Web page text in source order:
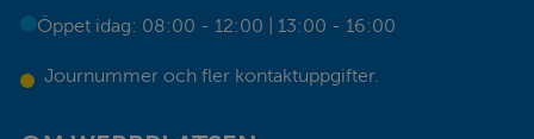
Öppet idag: 08:00 - 12:00 | 13:00 - 16:00
Journummer och fler kontaktuppgifter.